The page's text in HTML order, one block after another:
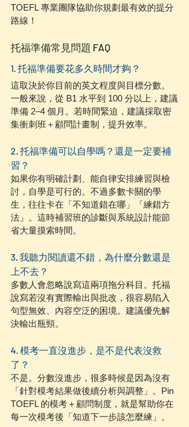
TOEFL 專業團隊協助你規劃最有效的提分
路線！
托福準備常見問題 FAQ
1. 托福準備要花多久時間才夠？
這取決於你目前的英文程度與目標分數。
一般來說，從 B1 水平到 100 分以上，建議
準備 2–4 個月。若時間緊迫，建議採取密
集衝刺班＋顧問計畫制，提升效率。
2. 托福準備可以自學嗎？還是一定要補
習？
如果你有明確計劃、能自律安排練習與檢
討，自學是可行的。不過多數卡關的學
生，往往卡在「不知道錯在哪」「練錯方
法」。這時補習班的診斷與系統設計能節
省大量摸索時間。
3. 我聽力閱讀還不錯，為什麼分數還是
上不去？
多數人會忽略說寫這兩項拖分科目。托福
說寫若沒有實際輸出與批改，很容易陷入
句型無效、內容空泛的困境。建議優先解
決輸出瓶頸。
4. 模考一直沒進步，是不是代表沒救
了？
不是。分數沒進步，很多時候是因為沒有
「針對模考結果做後續分析與調整」。Pin
TOEFL 的模考＋顧問制度，就是幫助你在
每一次模考後「知道下一步該怎麼練」。